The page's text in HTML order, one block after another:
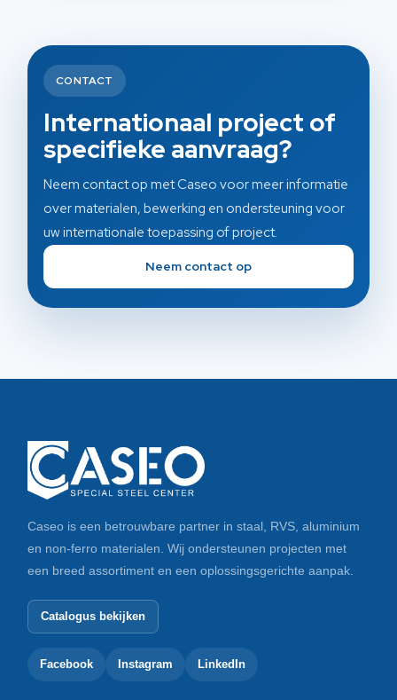
CONTACT
Internationaal project of
specifieke aanvraag?
Neem contact op met Caseo voor meer informatie
over materialen, bewerking en ondersteuning voor
uw internationale toepassing of project.
Neem contact op
Caseo is een betrouwbare partner in staal, RVS, aluminium
en non-ferro materialen. Wij ondersteunen projecten met
een breed assortiment en een oplossingsgerichte aanpak.
Catalogus bekijken
Facebook Instagram LinkedIn